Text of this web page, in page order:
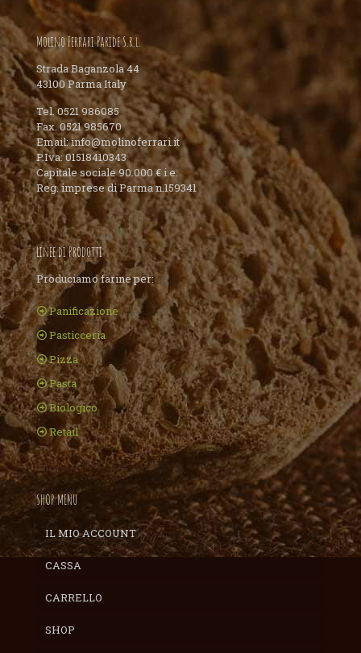
Molino Ferrari Paride S.r.l.
Strada Baganzola 44
43100 Parma Italy
Tel. 0521 986085
Fax. 0521 985670
Email: info@molinoferrari.it
P.Iva: 01518410343
Capitale sociale 90.000 € i.e.
Reg. imprese di Parma n.159341
Linee di Prodotti
Produciamo farine per:
Panificazione
Pasticceria
Pizza
Pasta
Biologico
Retail
SHOP MENU
IL MIO ACCOUNT
CASSA
CARRELLO
SHOP